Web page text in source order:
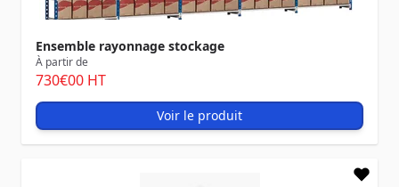
Ensemble rayonnage stockage
À partir de
730€00 HT
Voir le produit